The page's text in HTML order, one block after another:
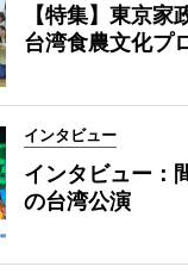
【特集】東京
台湾食農文化プ
インタビュー
インタビュー：
の台湾公演